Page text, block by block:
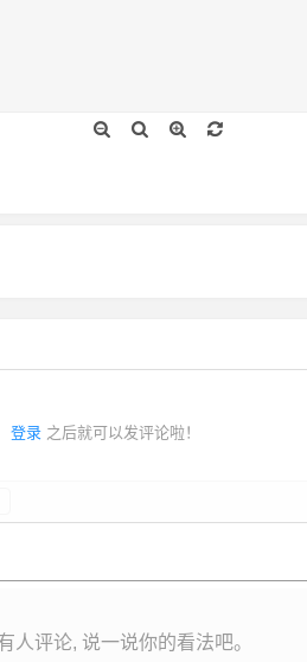
登录 之后就可以发评论啦！
人评论, 说一说你的看法吧。